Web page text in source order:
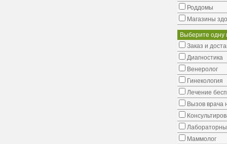
Роддомы
Магазины
Выберите одну
Заказ и
Диагностика
Венеролог
Гинекология
Лечение
Вызов врача
Маммолог